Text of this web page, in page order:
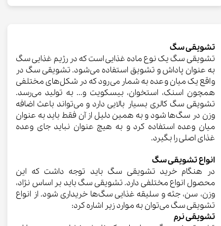
تشویقی سگ
تشویقی سگ یک نوع ماده غذایی است که در رژیم غذایی سگ
به عنوان پاداش و تشویق استفاده می‌شود. تشویقی سگ در
واقع یک میان وعده به شمار می‌رود که در شکل‌های مختلفی
همچون اسنک، استخوان، بیسکویت و... به تولید می‌رسد.
تشویقی سگ کالری بسیار بالایی دارد و می‌تواند باعث اضافه
وزن در سگ‌ها شود و به همین دلیل از آن فقط باید به عنوان
میان وعده استفاده کرد و به هیچ عنوان نباید جای وعده
غذای اصلی را بگیرد.
انواع تشویقی سگ
در هنگام خرید تشویقی سگ باید توجه داشت که این
محصول انواع مختلفی دارد. تشویقی سگ باید بر اساس نژاد،
وزن، سن، جثه و سلیقه غذایی سگ‌ها خریداری شود. از انواع
تشویقی سگ می‌توان به موارد زیر اشاره کرد:
تشویقی نرم